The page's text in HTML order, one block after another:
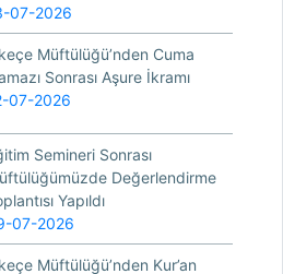
07-2026
Müftülüğü’nden Cuma
Sonrası Aşure İkramı
07-2026
Semineri Sonrası
Değerlendirme
Yapıldı
07-2026
Müftülüğü’nden Kur’an